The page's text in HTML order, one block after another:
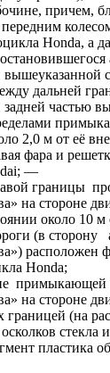
причем,
Hondа, а
вышеуказанной
дальней
частью
2,0 м от её
фара и
—
границы
на стороне
около 10
(в сторону
расположен
Hondа;
примыкающей
на стороне
(на
стекла
пластика